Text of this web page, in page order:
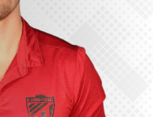
FANSHOP
VACATURES